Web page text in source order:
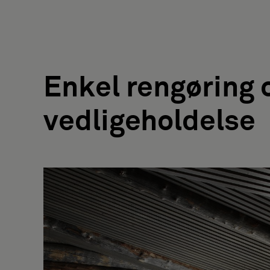
Enkel rengøring
vedligeholdelse